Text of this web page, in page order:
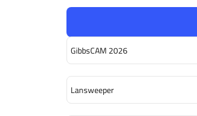
GibbsCAM 2026
Lansweeper